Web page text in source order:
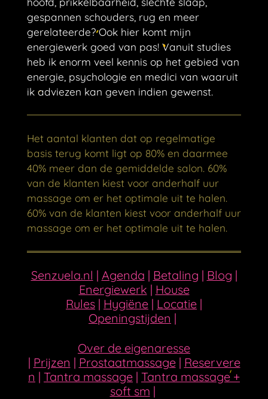
gespannen schouders, rug en meer
gerelateerde? Ook hier komt mijn
energiewerk goed van pas! Vanuit studies
heb ik enorm veel kennis op het gebied van
energie, psychologie en medici van waaruit
ik adviezen kan geven indien gewenst.
Het aantal klanten dat op regelmatige
basis terug komt ligt op 80% en daarmee
40% meer dan de gemiddelde salon. 60%
van de klanten kiest voor anderhalf uur
massage om er het optimale uit te halen.
60% van de klanten kiest voor anderhalf uur
massage om er het optimale uit te halen.
Senzuela.nl | Agenda | Betaling | Blog |
Energiewerk | House
Rules | Hygiëne | Locatie |
Openingstijden |
Over de eigenaresse
| Prijzen | Prostaatmassage| Reservere
n | Tantra massage | Tantra massage +
soft sm |